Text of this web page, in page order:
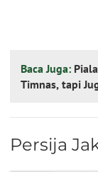
Baca Juga:
Timnas, tapi
Persija